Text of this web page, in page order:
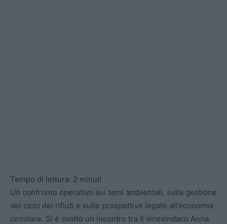
Tempo di lettura: 2 minuti
Un confronto operativo sui temi ambientali, sulla gestione
del ciclo dei rifiuti e sulle prospettive legate all’economia
circolare. Si è svolto un incontro tra il vicesindaco Anna